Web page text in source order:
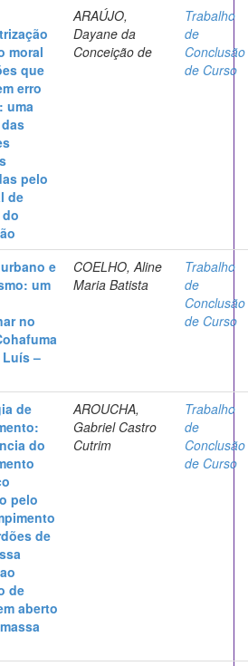
moral
que
erro
uma
pelo
de
ARAÚJO,
Dayane da
Conceição de
Trabalho
de
Conclusão
de Curso
e
um
no
Luís –
COELHO, Aline
Maria Batista
Trabalho
de
Conclusão
de Curso
de
do
pelo
de
de
aberto
AROUCHA,
Gabriel Castro
Cutrim
Trabalho
de
Conclusão
de Curso